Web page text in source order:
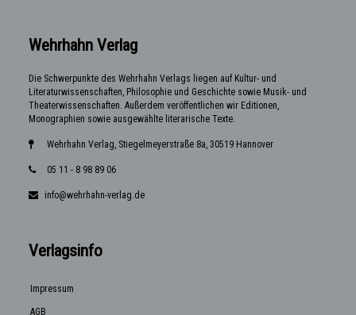
Wehrhahn Verlag
Die Schwerpunkte des Wehrhahn Verlags liegen auf Kultur- und
Literaturwissenschaften, Philosophie und Geschichte sowie Musik- und
Theaterwissenschaften. Außerdem veröffentlichen wir Editionen,
Monographien sowie ausgewählte literarische Texte.
Wehrhahn Verlag, Stiegelmeyerstraße 8a, 30519 Hannover
05 11 - 8 98 89 06
info@wehrhahn-verlag.de
Verlagsinfo
Impressum
AGB